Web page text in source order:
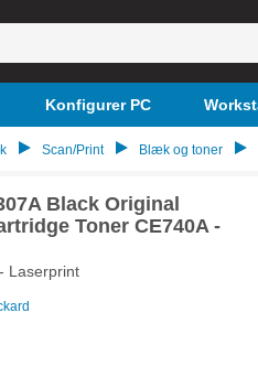
Konfigurer PC
Scan/Print Blæk og toner
Black Original
Toner CE740A -
Laserprint